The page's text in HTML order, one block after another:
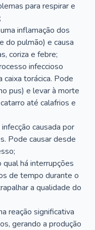
para respirar e
inflamação dos
do pulmão) e causa
coriza e febre;
infeccioso
torácica. Pode
pus) e levar à morte
até calafrios e
causada por
Pode causar desde
há interrupções
de tempo durante o
a qualidade do
reação significativa
gerando a produção